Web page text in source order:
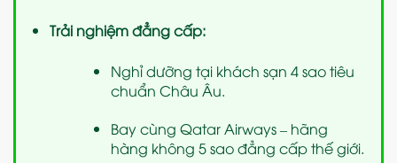
Trải nghiệm đẳng cấp:
Nghỉ dưỡng tại khách sạn 4 sao tiêu
chuẩn Châu Âu.
Bay cùng Qatar Airways – hãng
hàng không 5 sao đẳng cấp thế giới.